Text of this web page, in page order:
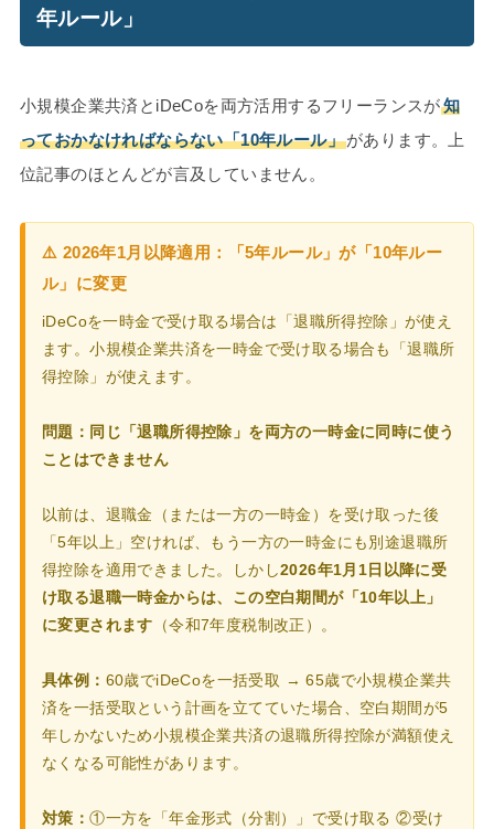
年ルール」
小規模企業共済とiDeCoを両方活用するフリーランスが知
っておかなければならない「10年ルール」があります。上
位記事のほとんどが言及していません。
⚠️ 2026年1月以降適用：「5年ルール」が「10年ルー
ル」に変更
iDeCoを一時金で受け取る場合は「退職所得控除」が使え
ます。小規模企業共済を一時金で受け取る場合も「退職所
得控除」が使えます。
問題：同じ「退職所得控除」を両方の一時金に同時に使う
ことはできません
以前は、退職金（または一方の一時金）を受け取った後
「5年以上」空ければ、もう一方の一時金にも別途退職所
得控除を適用できました。しかし2026年1月1日以降に受
け取る退職一時金からは、この空白期間が「10年以上」
に変更されます （令和7年度税制改正）。
具体例： 60歳でiDeCoを一括受取 → 65歳で小規模企業共
済を一括受取という計画を立てていた場合、空白期間が5
年しかないため小規模企業共済の退職所得控除が満額使え
なくなる可能性があります。
対策：①一方を「年金形式（分割）」で受け取る ②受け